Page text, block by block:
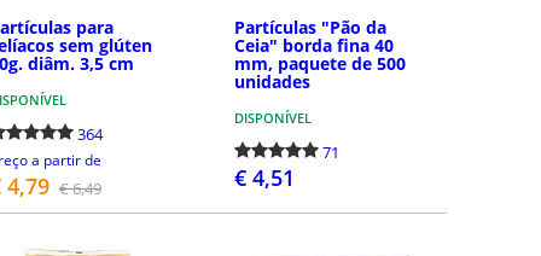
para
sem glúten
diâm. 3,5 cm
364
a partir de
4,79 € 6,49
Partículas "Pão da
Ceia" borda fina 40
mm, paquete de 500
unidades
DISPONÍVEL
71
€ 4,51